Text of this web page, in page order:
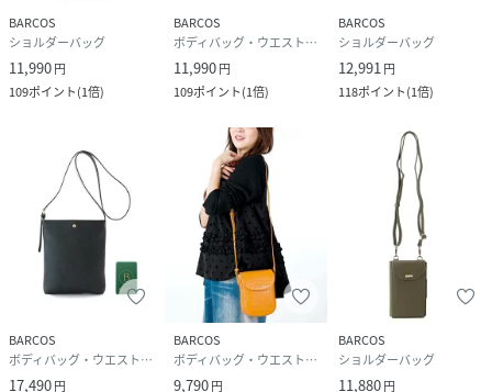
BARCOS
ショルダーバッグ
11,990円
109ポイント(1倍)
BARCOS
ボディバッグ・ウエストポーチ
11,990円
109ポイント(1倍)
BARCOS
ショルダーバッグ
12,991円
118ポイント(1倍)
BARCOS
ボディバッグ・ウエストポーチ
17,490円
BARCOS
ボディバッグ・ウエストポーチ
9,790円
BARCOS
ショルダーバッグ
11,880円